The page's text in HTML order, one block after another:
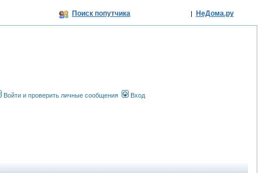
Поиск попутчика | НеДома.ру
Войти и проверить личные сообщения Вход